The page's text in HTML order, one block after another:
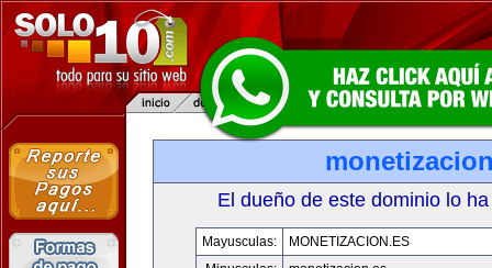
El dueño de este dominio lo
Mayusculas:
MONETIZACION.ES